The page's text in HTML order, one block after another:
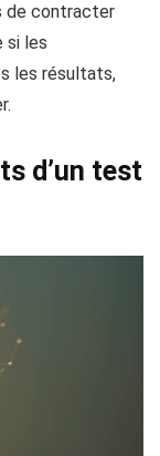
de contracter
si les
les résultats,
d’un test